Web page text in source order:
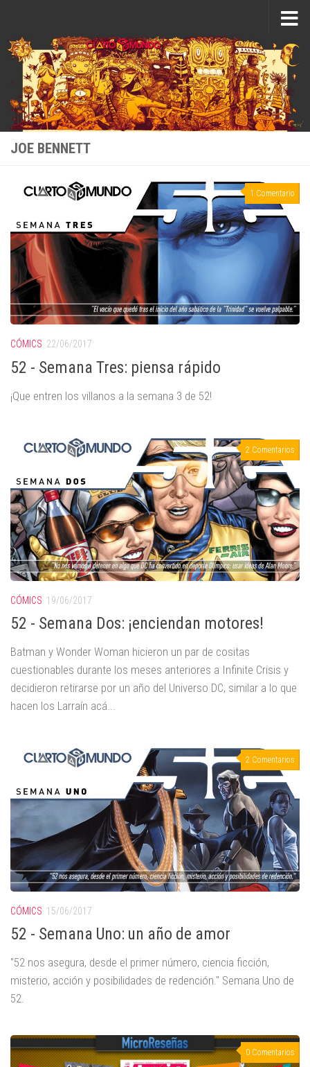
JOE BENNETT
1 Comentario
CÓMICS 22/06/2017
52 - Semana Tres: piensa rápido
¡Que entren los villanos a la semana 3 de 52!
2 Comentarios
CÓMICS 19/06/2017
52 - Semana Dos: ¡enciendan motores!
Batman y Wonder Woman hicieron un par de cositas
cuestionables durante los meses anteriores a Infinite Crisis y
decidieron retirarse por un año del Universo DC, similar a lo que
hacen los Larraín acá...
2 Comentarios
CÓMICS 15/06/2017
52 - Semana Uno: un año de amor
"52 nos asegura, desde el primer número, ciencia ficción,
misterio, acción y posibilidades de redención." Semana Uno de
52.
0 Comentarios